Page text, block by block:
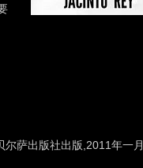
萨出版社出版,2011年一月.